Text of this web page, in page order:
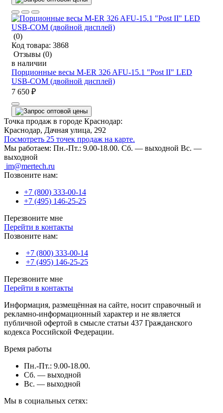
(0)
Код товара: 3868
Отзывы (0)
в наличии
Порционные весы M-ER 326 AFU-15.1 "Post II" LED
USB-COM (двойной дисплей)
7 650 ₽
Точка продаж в городе Краснодар:
Краснодар, Дачная улица, 292
Посмотреть 25 точек продаж на карте.
Мы работаем: Пн.-Пт.: 9.00-18.00. Сб. — выходной Вс. —
выходной
im@mertech.ru
Позвоните нам:
+7 (800) 333-00-14
+7 (495) 146-25-25
Перезвоните мне
Перейти в контакты
Позвоните нам:
+7 (800) 333-00-14
+7 (495) 146-25-25
Перезвоните мне
Перейти в контакты
Информация, размещённая на сайте, носит справочный и
рекламно-информационный характер и не является
публичной офертой в смысле статьи 437 Гражданского
кодекса Российской Федерации.
Время работы
Пн.-Пт.: 9.00-18.00.
Сб. — выходной
Вс. — выходной
Мы в социальных сетях: